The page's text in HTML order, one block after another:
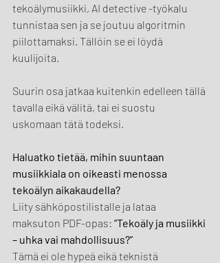
tekoälymusiikki, AI detective -työkalu
tunnistaa sen ja se joutuu algoritmin
piilottamaksi. Tällöin se ei löydä
kuulijoita.
Suurin osa jatkaa kuitenkin edelleen tällä
tavalla eikä välitä, tai ei suostu
uskomaan tätä todeksi.
Haluatko tietää, mihin suuntaan
musiikkiala on oikeasti menossa
tekoälyn aikakaudella?
Liity sähköpostilistalle ja lataa
maksuton PDF-opas: “Tekoäly ja musiikki
– uhka vai mahdollisuus?”
Tämä ei ole hypeä eikä teknistä